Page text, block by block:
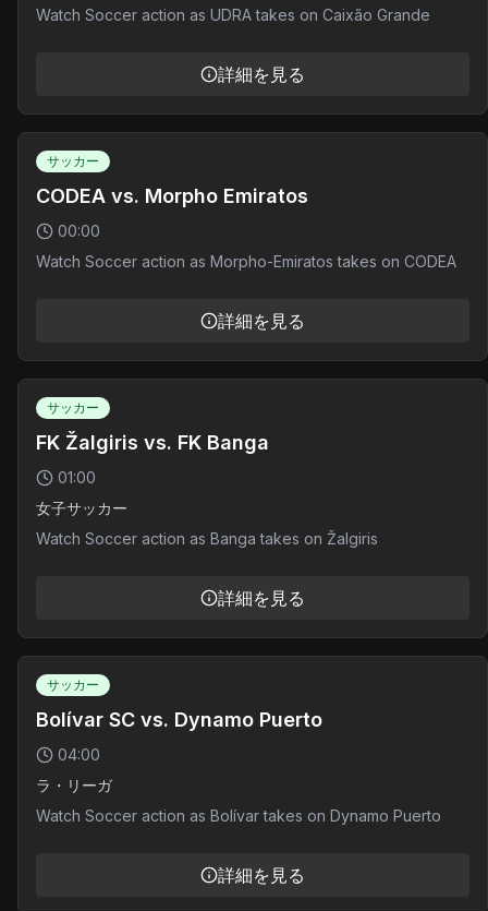
Watch Soccer action as UDRA takes on Caixão Grande
詳細を見る
サッカー
CODEA vs. Morpho Emiratos
00:00
Watch Soccer action as Morpho-Emiratos takes on CODEA
詳細を見る
サッカー
FK Žalgiris vs. FK Banga
01:00
女子サッカー
Watch Soccer action as Banga takes on Žalgiris
詳細を見る
サッカー
Bolívar SC vs. Dynamo Puerto
04:00
ラ・リーガ
Watch Soccer action as Bolívar takes on Dynamo Puerto
詳細を見る